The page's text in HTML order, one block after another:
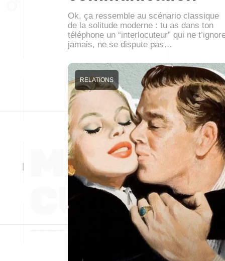
Ok, ça ressemble au scénario classique
de la solitude moderne : tu as dans ton
téléphone un “interlocuteur” qui ne
jamais, ne se dispute pas…
RELATIONS